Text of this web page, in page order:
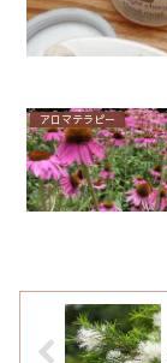
アロマテラピー